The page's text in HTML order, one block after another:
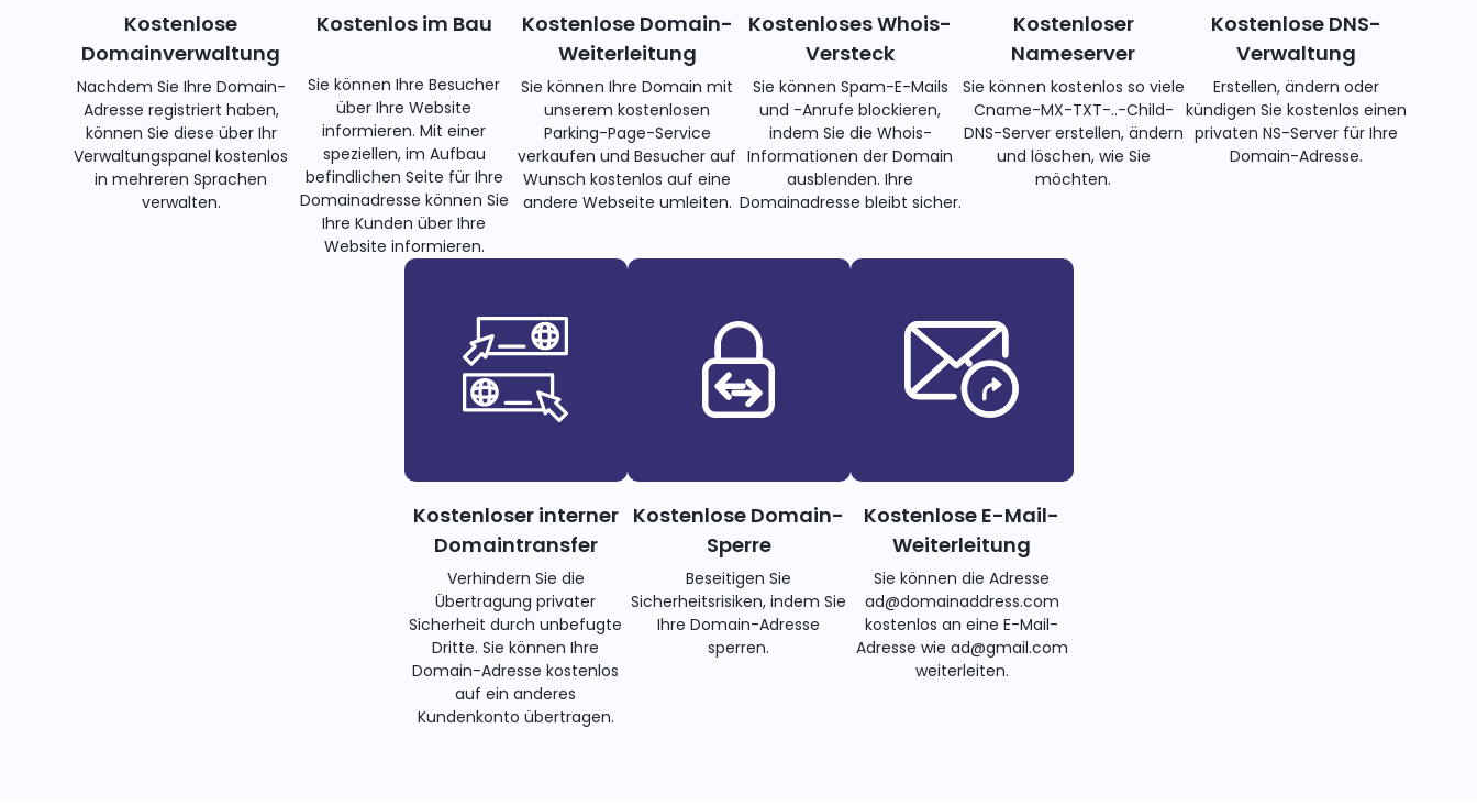
Kostenlose
Domainverwaltung
Nachdem Sie Ihre Domain-
Adresse registriert haben,
können Sie diese über Ihr
Verwaltungspanel kostenlos
in mehreren Sprachen
verwalten.
Kostenlos im Bau
Sie können Ihre Besucher
über Ihre Website
informieren. Mit einer
speziellen, im Aufbau
befindlichen Seite für Ihre
Domainadresse können Sie
Ihre Kunden über Ihre
Website informieren.
Kostenlose Domain-
Weiterleitung
Sie können Ihre Domain mit
unserem kostenlosen
Parking-Page-Service
verkaufen und Besucher auf
Wunsch kostenlos auf eine
andere Webseite umleiten.
Kostenloses Whois-
Versteck
Sie können Spam-E-Mails
und -Anrufe blockieren,
indem Sie die Whois-
Informationen der Domain
ausblenden. Ihre
Domainadresse bleibt sicher.
Kostenloser
Nameserver
Sie können kostenlos so viele
Cname-MX-TXT-..-Child-
DNS-Server erstellen, ändern
und löschen, wie Sie
möchten.
Kostenlose DNS-
Verwaltung
Erstellen, ändern oder
kündigen Sie kostenlos einen
privaten NS-Server für Ihre
Domain-Adresse.
Kostenloser interner
Domaintransfer
Verhindern Sie die
Übertragung privater
Sicherheit durch unbefugte
Dritte. Sie können Ihre
Domain-Adresse kostenlos
auf ein anderes
Kundenkonto übertragen.
Kostenlose Domain-
Sperre
Beseitigen Sie
Sicherheitsrisiken, indem Sie
Ihre Domain-Adresse
sperren.
Kostenlose E-Mail-
Weiterleitung
Sie können die Adresse
ad@domainaddress.com
kostenlos an eine E-Mail-
Adresse wie ad@gmail.com
weiterleiten.